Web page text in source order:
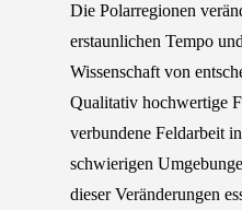
Die Polarregionen
erstaunlichen Tempo
Wissenschaft von
Qualitativ hochwertige
verbundene Feldarbeit
schwierigen
dieser Veränderungen